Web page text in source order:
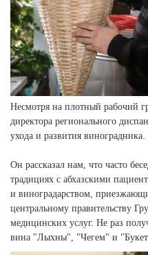
Несмотря на плотный рабочий
директора регионального
ухода и развития виноградника.
Он рассказал нам, что часто
традициях с абхазскими
и виноградарством,
центральному правительству
медицинских услуг. Не раз
вина "Лыхны", "Чегем" и